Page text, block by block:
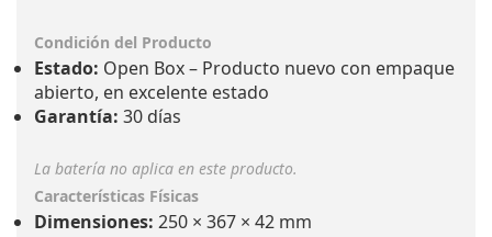
Estado:Open Box – Producto nuevo con empaque
abierto, en excelente estado
Garantía:30 días
Características Físicas
Dimensiones:250 × 367 × 42 mm
Peso:1.7 kg